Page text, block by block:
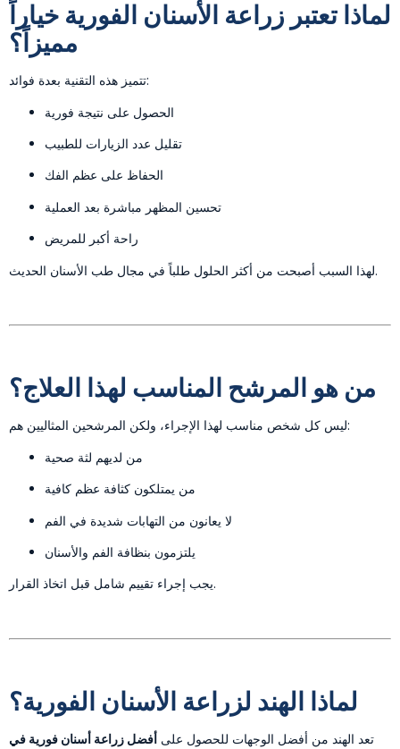
لماذا تعتبر زراعة الأسنان الفورية خياراً
مميزاً؟
تتميز هذه التقنية بعدة فوائد:
الحصول على نتيجة فورية
تقليل عدد الزيارات للطبيب
الحفاظ على عظم الفك
تحسين المظهر مباشرة بعد العملية
راحة أكبر للمريض
لهذا السبب أصبحت من أكثر الحلول طلباً في مجال طب الأسنان الحديث.
من هو المرشح المناسب لهذا العلاج؟
ليس كل شخص مناسب لهذا الإجراء، ولكن المرشحين المثاليين هم:
من لديهم لثة صحية
من يمتلكون كثافة عظم كافية
لا يعانون من التهابات شديدة في الفم
يلتزمون بنظافة الفم والأسنان
يجب إجراء تقييم شامل قبل اتخاذ القرار.
لماذا الهند لزراعة الأسنان الفورية؟
تعد الهند من أفضل الوجهات للحصول على أفضل زراعة أسنان فورية في